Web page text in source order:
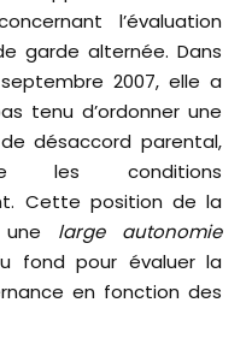
l’évaluation
garde alternée. Dans
2007, elle a
tenu d’ordonner une
désaccord parental,
les conditions
Cette position de la
une large autonomie
fond pour évaluer la
en fonction des